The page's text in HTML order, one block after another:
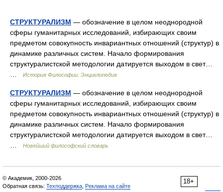
СТРУКТУРАЛИЗМ — обозначение в целом неоднородной
сферы гуманитарных исследований, избирающих своим
предметом совокупность инвариантных отношений (структур) в
динамике различных систем. Начало формирования
структуралистской методологии датируется выходом в свет…
История Философии: Энциклопедия
СТРУКТУРАЛИЗМ — обозначение в целом неоднородной
сферы гуманитарных исследований, избирающих своим
предметом совокупность инвариантных отношений (структур) в
динамике различных систем. Начало формирования
структуралистской методологии датируется выходом в свет…
Новейший философский словарь
18+
© Академик, 2000-2026
Обратная связь: Техподдержка Реклама на сайте